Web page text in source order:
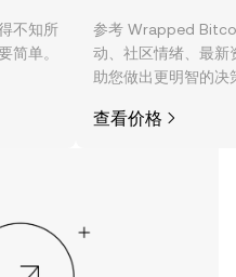
不知所
简单。
参考 Wrapped
动、社区情绪、最新
助您做出更明智的决
查看价格